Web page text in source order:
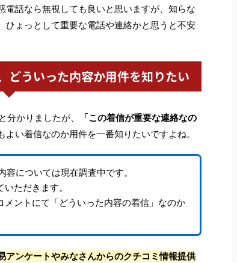
話なら無視しても良いと思いますが、知らな
ょっとして重要な電話や連絡かと思うと不安
どういった内容か用件を知りたい
分かりましたが、
「この着信が重要な連絡なの
い着信なのか用件を一番知りたいですよね。
については現在調査中です。
ただきます。
メントにて「どういった内容の着信」なのか
ンケートやみなさんからのクチコミ情報提供